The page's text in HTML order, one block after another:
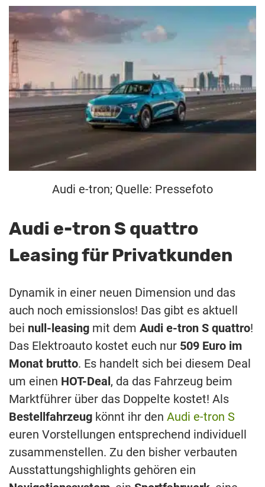
Audi e-tron; Quelle: Pressefoto
Audi e-tron S quattro
Leasing für Privatkunden
Dynamik in einer neuen Dimension und das
auch noch emissionslos! Das gibt es aktuell
bei null-leasing mit dem Audi e-tron S quattro!
Das Elektroauto kostet euch nur 509 Euro im
Monat brutto. Es handelt sich bei diesem Deal
um einen HOT-Deal, da das Fahrzeug beim
Marktführer über das Doppelte kostet! Als
Bestellfahrzeug könnt ihr den Audi e-tron S
euren Vorstellungen entsprechend individuell
zusammenstellen. Zu den bisher verbauten
Ausstattungshighlights gehören ein